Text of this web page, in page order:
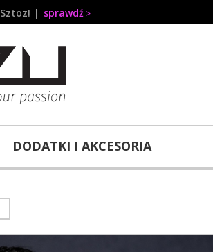
Sztoz! sprawdź
DODATKI I AKCESORIA